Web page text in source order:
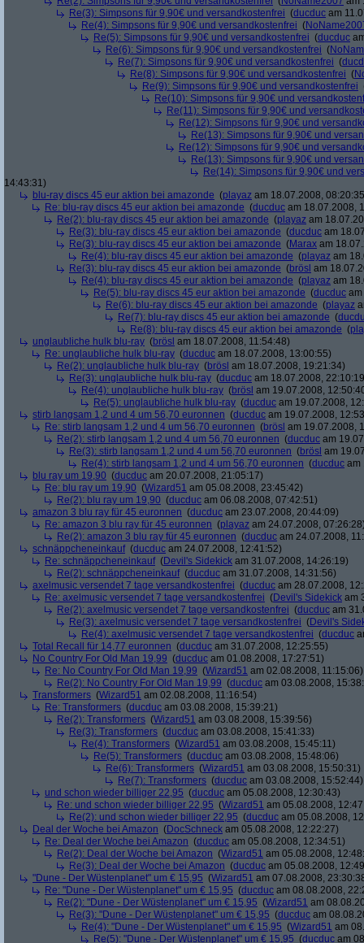
Re(3): Simpsons für 9,90€ und versandkostenfrei (ducduc am
Re(4): Simpsons für 9,90€ und versandkostenfrei (
Re(5): Simpsons für 9,90€ und versandkostenfrei (ducduc
Re(6): Simpsons für 9,90€ und versandkostenfrei (
Re(7): Simpsons für 9,90€ und versandkostenfrei (
Re(8): Simpsons für 9,90€ und versandkostenfrei (
Re(9): Simpsons für 9,90€ und versandkostenfrei
Re(10): Simpsons für 9,90€ und
Re(11): Simpsons für 9,90€ und
Re(12): Simpsons für 9,90€ und
Re(13): Simpsons für 9,90€ und
Re(12): Simpsons für 9,90€ und
Re(13): Simpsons für 9,90€ und
Re(14): Simpsons für 9,90€ und
14:43:31)
blu-ray discs 45 eur aktion bei amazonde (playaz am 18.07.2008,
Re: blu-ray discs 45 eur aktion bei amazonde (ducduc am 18.07.2008,
Re(2): blu-ray discs 45 eur aktion bei amazonde (playaz am
Re(3): blu-ray discs 45 eur aktion bei amazonde (ducduc am
Re(3): blu-ray discs 45 eur aktion bei amazonde (Marax am
Re(4): blu-ray discs 45 eur aktion bei amazonde (playaz am
Re(3): blu-ray discs 45 eur aktion bei amazonde (brösl am
Re(4): blu-ray discs 45 eur aktion bei amazonde (playaz am
Re(5): blu-ray discs 45 eur aktion bei amazonde (ducduc
Re(6): blu-ray discs 45 eur aktion bei amazonde (playaz
Re(7): blu-ray discs 45 eur aktion bei amazonde (
Re(8): blu-ray discs 45 eur aktion bei amazonde (
unglaubliche hulk blu-ray (brösl am 18.07.2008, 11:54:48)
Re: unglaubliche hulk blu-ray (ducduc am 18.07.2008, 13:00:55)
Re(2): unglaubliche hulk blu-ray (brösl am 18.07.2008, 19:21:34)
Re(3): unglaubliche hulk blu-ray (ducduc am 18.07.2008,
Re(4): unglaubliche hulk blu-ray (brösl am 19.07.2008,
Re(5): unglaubliche hulk blu-ray (ducduc am 19.07.2008,
stirb langsam 1,2 und 4 um 56,70 euronnen (ducduc am 19.07.2008,
Re: stirb langsam 1,2 und 4 um 56,70 euronnen (brösl am 19.07.2008,
Re(2): stirb langsam 1,2 und 4 um 56,70 euronnen (ducduc am
Re(3): stirb langsam 1,2 und 4 um 56,70 euronnen (brösl am
Re(4): stirb langsam 1,2 und 4 um 56,70 euronnen (ducduc am
blu ray um 19,90 (ducduc am 20.07.2008, 21:05:17)
Re: blu ray um 19,90 (Wizard51 am 05.08.2008, 23:45:42)
Re(2): blu ray um 19,90 (ducduc am 06.08.2008, 07:42:51)
amazon 3 blu ray für 45 euronnen (ducduc am 23.07.2008, 20:44:09)
Re: amazon 3 blu ray für 45 euronnen (playaz am 24.07.2008,
Re(2): amazon 3 blu ray für 45 euronnen (ducduc am 24.07.2008,
schnäppcheneinkauf(ducduc am 24.07.2008, 12:41:52)
Re: schnäppcheneinkauf(Devil's Sidekick am 31.07.2008, 14:26:19)
Re(2): schnäppcheneinkauf(ducduc am 31.07.2008, 14:31:56)
axelmusic versendet 7 tage versandkostenfrei (ducduc am 28.07.2008,
Re: axelmusic versendet 7 tage versandkostenfrei (Devil's Sidekick am
Re(2): axelmusic versendet 7 tage versandkostenfrei (ducduc am
Re(3): axelmusic versendet 7 tage versandkostenfrei (Devil's
Re(4): axelmusic versendet 7 tage versandkostenfrei (ducduc
Total Recall für 14,77 euronnen (ducduc am 31.07.2008, 12:25:55)
No Country For Old Man 19,99 (ducduc am 01.08.2008, 17:27:51)
Re: No Country For Old Man 19,99 (Wizard51 am 02.08.2008, 11:15:06)
Re(2): No Country For Old Man 19,99 (ducduc am 03.08.2008,
Transformers (Wizard51 am 02.08.2008, 11:16:54)
Re: Transformers (ducduc am 03.08.2008, 15:39:21)
Re(2): Transformers (Wizard51 am 03.08.2008, 15:39:56)
Re(3): Transformers (ducduc am 03.08.2008, 15:41:33)
Re(4): Transformers (Wizard51 am 03.08.2008, 15:45:11)
Re(5): Transformers (ducduc am 03.08.2008, 15:48:06)
Re(6): Transformers (Wizard51 am 03.08.2008, 15:50:31)
Re(7): Transformers (ducduc am 03.08.2008, 15:52:44)
und schon wieder billiger 22,95 (ducduc am 05.08.2008, 12:30:43)
Re: und schon wieder billiger 22,95 (Wizard51 am 05.08.2008,
Re(2): und schon wieder billiger 22,95 (ducduc am 05.08.2008,
Deal der Woche bei Amazon (DocSchneck am 05.08.2008, 12:22:27)
Re: Deal der Woche bei Amazon (ducduc am 05.08.2008, 12:34:51)
Re(2): Deal der Woche bei Amazon (Wizard51 am 05.08.2008,
Re(3): Deal der Woche bei Amazon (ducduc am 05.08.2008,
"Dune - Der Wüstenplanet" um € 15,95 (Wizard51 am 07.08.2008,
Re: "Dune - Der Wüstenplanet" um € 15,95 (ducduc am 08.08.2008,
Re(2): "Dune - Der Wüstenplanet" um € 15,95 (Wizard51 am
Re(3): "Dune - Der Wüstenplanet" um € 15,95 (ducduc am
Re(4): "Dune - Der Wüstenplanet" um € 15,95 (Wizard51 am
Re(5): "Dune - Der Wüstenplanet" um € 15,95 (ducduc am